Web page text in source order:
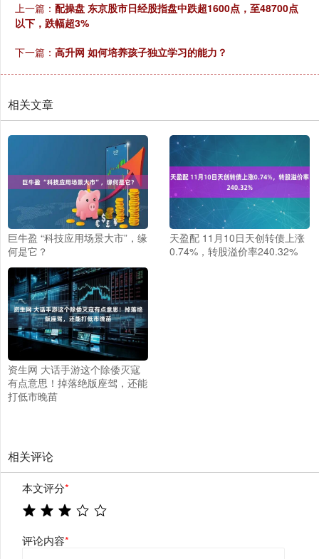
上一篇： 配操盘 东京股市日经股指盘中跌超1600点，至48700点
以下，跌幅超3%
下一篇： 高升网 如何培养孩子独立学习的能力？
相关文章
巨牛盈 “科技应用场景大市”，缘
何是它？
天盈配 11月10日天创转债上涨
0.74%，转股溢价率240.32%
资生网 大话手游这个除倭灭寇
有点意思！掉落绝版座驾，还能
打低市晚苗
相关评论
本文评分*
评论内容*